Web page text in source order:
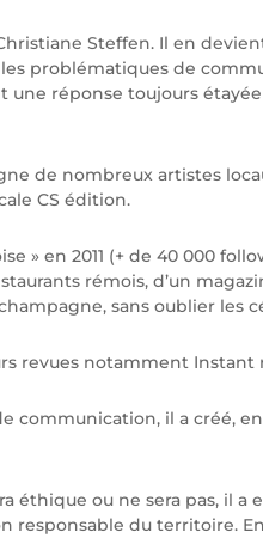
Steffen. Il en
problématiques de
une réponse toujours
de nombreux artistes
CS édition.
» en 2011 (+ de 40 000
rémois, d’un
sans oublier les
revues notamment Instant
communication, il a créé,
éthique ou ne sera pas, il
du territoire.